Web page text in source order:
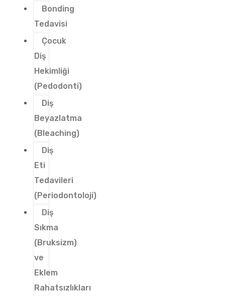
Bonding
Tedavisi
Çocuk
Diş
Hekimliği
(Pedodonti)
Diş
Beyazlatma
(Bleaching)
Diş
Eti
Tedavileri
(Periodontoloji)
Diş
Sıkma
(Bruksizm)
ve
Eklem
Rahatsızlıkları